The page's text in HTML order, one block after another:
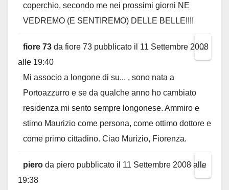
coperchio, secondo me nei prossimi giorni NE
VEDREMO (E SENTIREMO) DELLE BELLE!!!!
fiore 73 da fiore 73 pubblicato il 11 Settembre 2008
alle 19:40
Mi associo a longone di su... , sono nata a
Portoazzurro e se da qualche anno ho cambiato
residenza mi sento sempre longonese. Ammiro e
stimo Maurizio come persona, come ottimo dottore e
come primo cittadino. Ciao Murizio, Fiorenza.
...Toggle
this
piero da piero pubblicato il 11 Settembre 2008 alle
19:38
...Toggle
this